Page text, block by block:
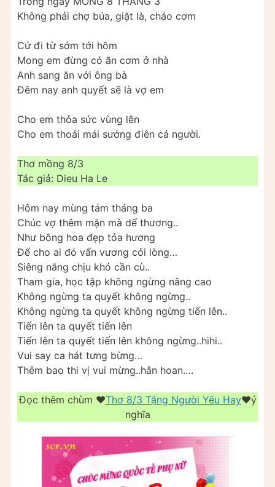
Không phải chợ búa, giặt là, cháo cơm
Cứ đi từ sớm tới hôm
Mong em đừng có ăn cơm ở nhà
Anh sang ăn với ông bà
Đêm nay anh quyết sẽ là vợ em
Cho em thỏa sức vùng lên
Cho em thoải mái sướng điên cả người.
Thơ mồng 8/3
Tác giả: Dieu Ha Le
Hôm nay mùng tám tháng ba
Chúc vợ thêm mặn mà dể thương..
Như bông hoa đẹp tỏa hương
Để cho ai đó vấn vương cỏi lòng…
Siêng năng chịu khó cần cù..
Tham gia, học tập không ngừng nâng cao
Không ngừng ta quyết không ngừng..
Không ngừng ta quyết không ngừng tiến lên..
Tiến lên ta quyết tiến lên
Tiến lên ta quyết tiến lên không ngừng..hihi..
Vui say ca hát tưng bừng…
Thêm bao thi vị vui mừng..hân hoan….
Đọc thêm chùm ❤️️Thơ 8/3 Tặng Người Yêu Hay❤️️ý
nghĩa